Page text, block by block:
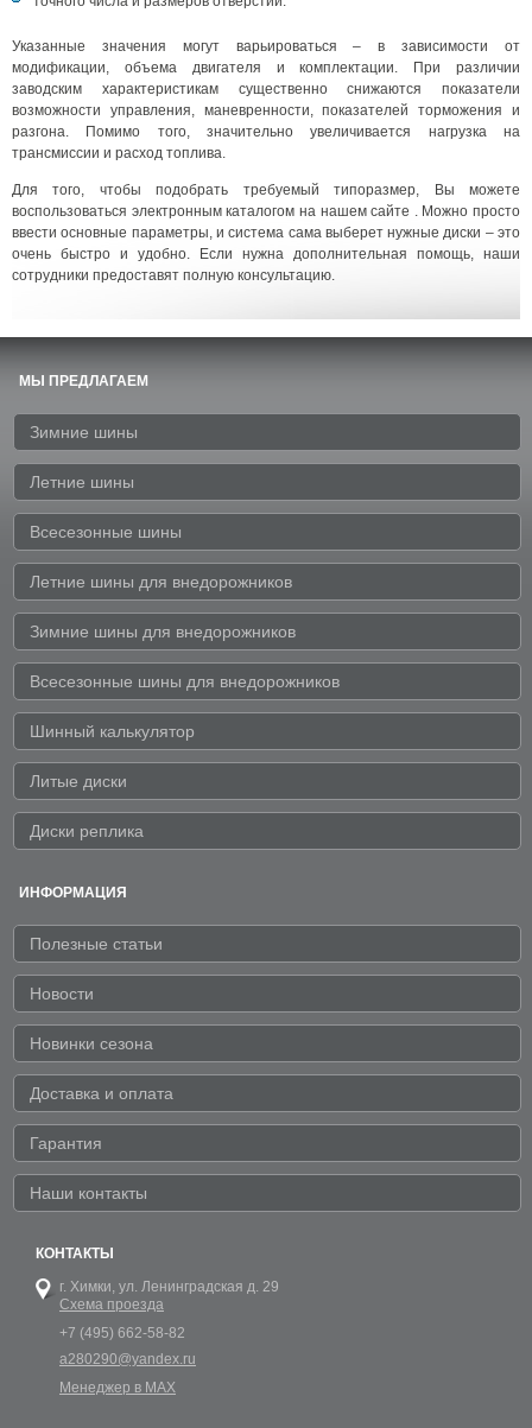
Указанные значения могут варьироваться – в зависимости от
модификации, объема двигателя и комплектации. При различии
заводским характеристикам существенно снижаются показатели
возможности управления, маневренности, показателей торможения и
разгона. Помимо того, значительно увеличивается нагрузка на
трансмиссии и расход топлива.
Для того, чтобы подобрать требуемый типоразмер, Вы можете
воспользоваться электронным каталогом на нашем сайте . Можно просто
ввести основные параметры, и система сама выберет нужные диски – это
очень быстро и удобно. Если нужна дополнительная помощь, наши
сотрудники предоставят полную консультацию.
МЫ ПРЕДЛАГАЕМ
Зимние шины
Летние шины
Всесезонные шины
Летние шины для внедорожников
Зимние шины для внедорожников
Всесезонные шины для внедорожников
Шинный калькулятор
Литые диски
Диски реплика
ИНФОРМАЦИЯ
Полезные статьи
Новости
Новинки сезона
Доставка и оплата
Гарантия
Наши контакты
КОНТАКТЫ
г. Химки, ул. Ленинградская д. 29
Схема проезда
+7 (495) 662-58-82
a280290@yandex.ru
Менеджер в MAX